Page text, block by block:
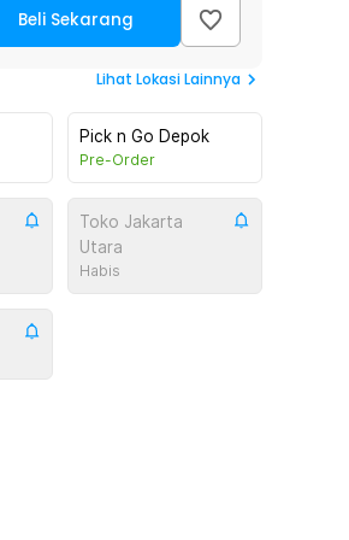
Beli Sekarang
Lihat Lokasi Lainnya
Pick n Go Depok
Pre-Order
Toko Jakarta
Utara
Habis